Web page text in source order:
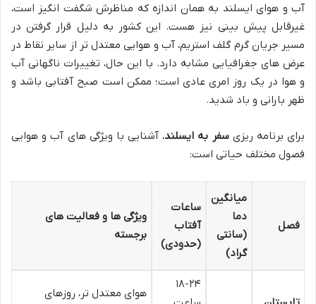
آب و هوای ایسلند به همان اندازه که مناظرش شگفت انگیز است،
غیرقابل پیش بینی نیز هست. این کشور به دلیل قرار گرفتن در
مسیر جریان گرم گلف استریم، آب و هوایی معتدل تر از سایر نقاط در
عرض های جغرافیایی مشابه دارد. با این حال، تغییرات ناگهانی آب
و هوا در یک روز امری عادی است؛ ممکن است صبح آفتابی باشد و
ظهر بارانی و باد شدید.
برای برنامه ریزیسفر به ایسلند، آشنایی با ویژگی های آب و هوایی
فصول مختلف حیاتی است:
فصل
میانگین
دما
(سانتی
گراد)
ساعات
آفتاب
(حدودی)
ویژگی ها و فعالیت های
برجسته
۱۸-۲۴
هوای معتدل تر، روزهای